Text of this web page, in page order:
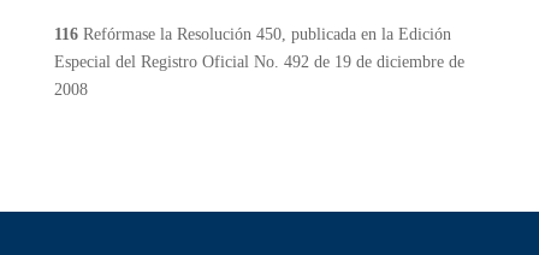
116 Refórmase la Resolución 450, publicada en la Edición
Especial del Registro Oficial No. 492 de 19 de diciembre de
2008